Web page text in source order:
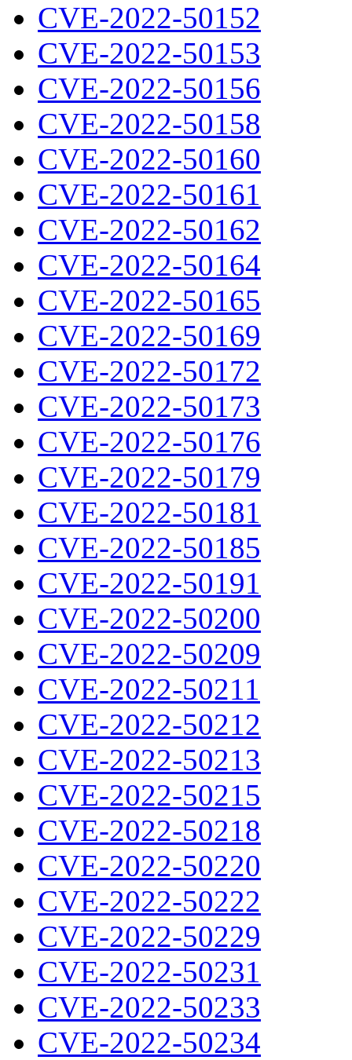
CVE-2022-50152
CVE-2022-50153
CVE-2022-50156
CVE-2022-50158
CVE-2022-50160
CVE-2022-50161
CVE-2022-50162
CVE-2022-50164
CVE-2022-50165
CVE-2022-50169
CVE-2022-50172
CVE-2022-50173
CVE-2022-50176
CVE-2022-50179
CVE-2022-50181
CVE-2022-50185
CVE-2022-50191
CVE-2022-50200
CVE-2022-50209
CVE-2022-50211
CVE-2022-50212
CVE-2022-50213
CVE-2022-50215
CVE-2022-50218
CVE-2022-50220
CVE-2022-50222
CVE-2022-50229
CVE-2022-50231
CVE-2022-50233
CVE-2022-50234